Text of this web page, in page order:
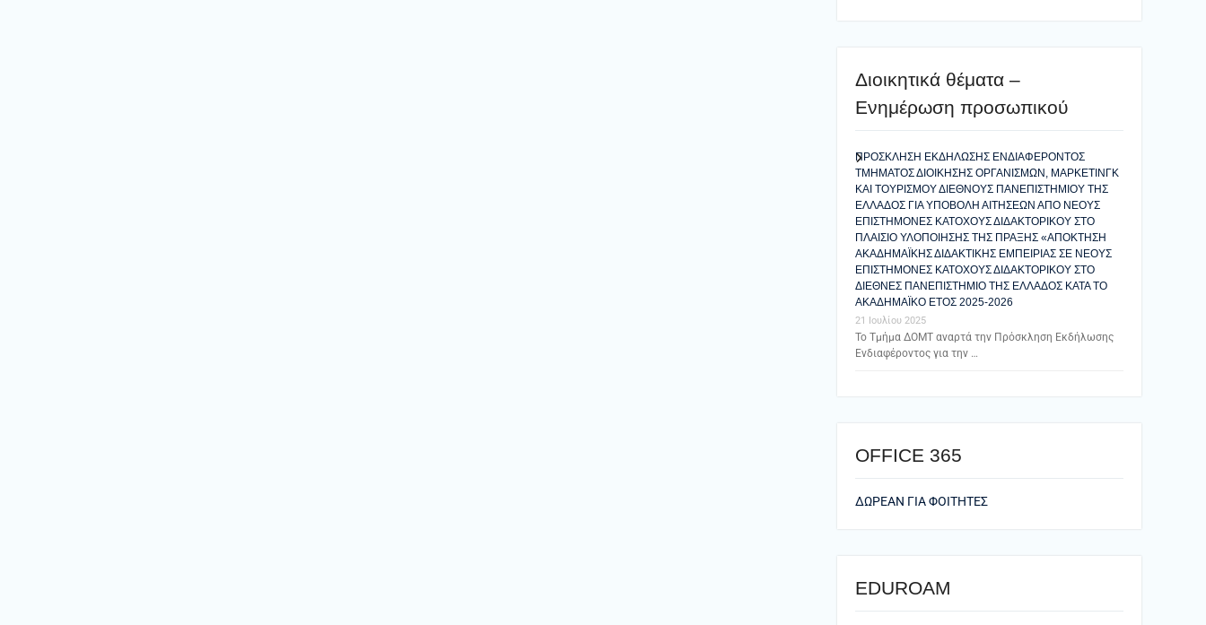
Διοικητικά θέματα –
Ενημέρωση προσωπικού
ΠΡΟΣΚΛΗΣΗ ΕΚΔΗΛΩΣΗΣ ΕΝΔΙΑΦΕΡΟΝΤΟΣ
ΤΜΗΜΑΤΟΣ ΔΙΟΙΚΗΣΗΣ ΟΡΓΑΝΙΣΜΩΝ, ΜΑΡΚΕΤΙΝΓΚ
ΚΑΙ ΤΟΥΡΙΣΜΟΥ ΔΙΕΘΝΟΥΣ ΠΑΝΕΠΙΣΤΗΜΙΟΥ ΤΗΣ
ΕΛΛΑΔΟΣ ΓΙΑ ΥΠΟΒΟΛΗ ΑΙΤΗΣΕΩΝ ΑΠΟ ΝΕΟΥΣ
ΕΠΙΣΤΗΜΟΝΕΣ ΚΑΤΟΧΟΥΣ ΔΙΔΑΚΤΟΡΙΚΟΥ ΣΤΟ
ΠΛΑΙΣΙΟ ΥΛΟΠΟΙΗΣΗΣ ΤΗΣ ΠΡΑΞΗΣ «ΑΠΟΚΤΗΣΗ
ΑΚΑΔΗΜΑΪΚΗΣ ΔΙΔΑΚΤΙΚΗΣ ΕΜΠΕΙΡΙΑΣ ΣΕ ΝΕΟΥΣ
ΕΠΙΣΤΗΜΟΝΕΣ ΚΑΤΟΧΟΥΣ ΔΙΔΑΚΤΟΡΙΚΟΥ ΣΤΟ
ΔΙΕΘΝΕΣ ΠΑΝΕΠΙΣΤΗΜΙΟ ΤΗΣ ΕΛΛΑΔΟΣ ΚΑΤΑ ΤΟ
ΑΚΑΔΗΜΑΪΚΟ ΕΤΟΣ 2025-2026
21 Ιουλίου 2025
Το Τμήμα ΔΟΜΤ αναρτά την Πρόσκληση Εκδήλωσης
Ενδιαφέροντος για την …
ΟFFICE 365
ΔΩΡΕΑΝ ΓΙΑ ΦΟΙΤΗΤΕΣ
EDUROAM